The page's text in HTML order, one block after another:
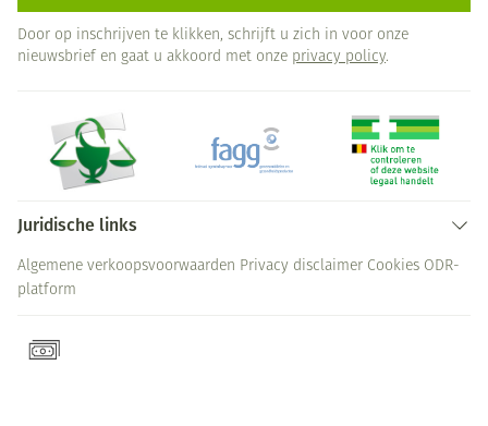
Door op inschrijven te klikken, schrijft u zich in voor onze
nieuwsbrief en gaat u akkoord met onze privacy policy.
Juridische links
Algemene verkoopsvoorwaarden Privacy disclaimer Cookies ODR-
platform